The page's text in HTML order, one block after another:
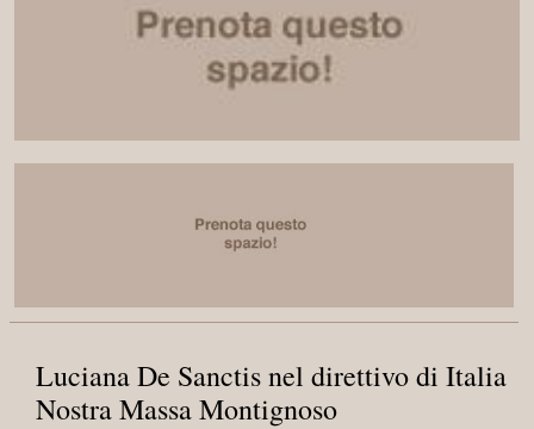
Luciana De Sanctis nel direttivo di Italia
Nostra Massa Montignoso